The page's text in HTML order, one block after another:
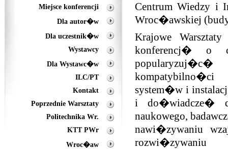
Miejsce konferencji
Dla autor�w
Dla uczestnik�w
Wystawcy
Dla Wystawc�w
ILC/PT
Kontakt
Poprzednie Warsztaty
Politechnika Wr.
KTT PWr
Wroc�aw
Centrum Wiedzy i
Wroc�awskiej
Krajowe
konferencj� o
popularyzuj�c�
kompatybilno�ci
system�w i
i do�wiadcze�
naukowego,
nawi�zywaniu